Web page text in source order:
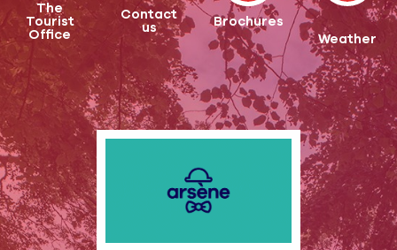
The
Tourist
Office
Contact
us
Brochures
Weather